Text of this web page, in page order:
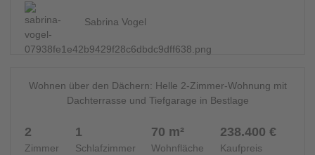
Sabrina Vogel
WOHNUNG - 14379
Wohnen über den Dächern: Helle 2-Zimmer-Wohnung mit
Dachterrasse und Tiefgarage in Bestlage
2
Zimmer
1
Schlafzimmer
70 m²
Wohnfläche
238.400 €
Kaufpreis